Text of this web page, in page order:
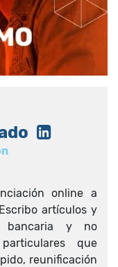
online a
artículos y
bancaria y no
que
reunificación